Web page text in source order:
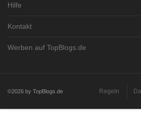
Hilfe
Kontakt
Werben auf TopBlogs.de
©2026 by TopBlogs.de Regeln